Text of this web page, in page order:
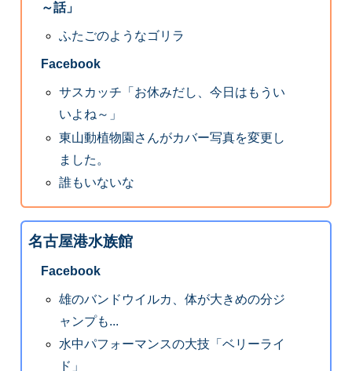
～話」
ふたごのようなゴリラ
Facebook
サスカッチ「お休みだし、今日はもうい
いよね～」
東山動植物園さんがカバー写真を変更し
ました。
誰もいないな
名古屋港水族館
Facebook
雄のバンドウイルカ、体が大きめの分ジ
ャンプも...
水中パフォーマンスの大技「ベリーライ
ド」